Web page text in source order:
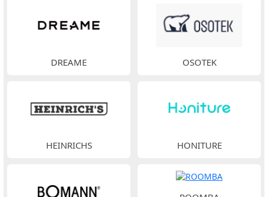
DREAME OSOTEK
HEINRICHS HONITURE